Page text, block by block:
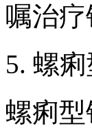
嘱治
5. 螺
螺痢